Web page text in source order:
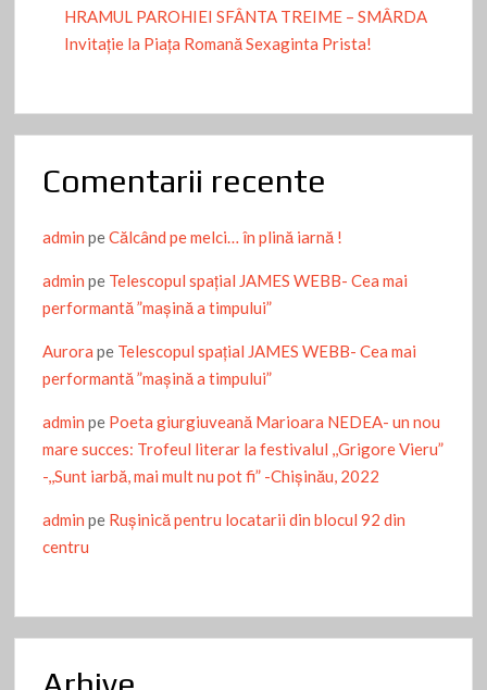
HRAMUL PAROHIEI SFÂNTA TREIME – SMÂRDA
Invitație la Piața Romană Sexaginta Prista!
Comentarii recente
admin peCălcând pe melci… în plină iarnă !
admin pe Telescopul spațial JAMES WEBB- Cea mai
performantă ”mașină a timpului”
Aurora pe Telescopul spațial JAMES WEBB- Cea mai
performantă ”mașină a timpului”
admin pe Poeta giurgiuveană Marioara NEDEA- un nou
mare succes: Trofeul literar la festivalul ,,Grigore Vieru”
-,,Sunt iarbă, mai mult nu pot fi” -Chişinău, 2022
admin pe Ruşinică pentru locatarii din blocul 92 din
centru